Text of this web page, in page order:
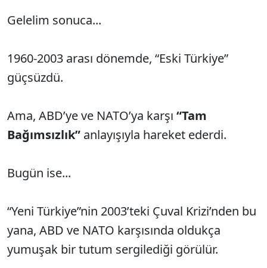
Gelelim sonuca...
1960-2003 arası dönemde, “Eski Türkiye”
güçsüzdü.
Ama, ABD’ye ve NATO’ya karşı “Tam
Bağımsızlık” anlayışıyla hareket ederdi.
Bugün ise...
“Yeni Türkiye”nin 2003’teki Çuval Krizi’nden bu
yana, ABD ve NATO karşısında oldukça
yumuşak bir tutum sergilediği görülür.